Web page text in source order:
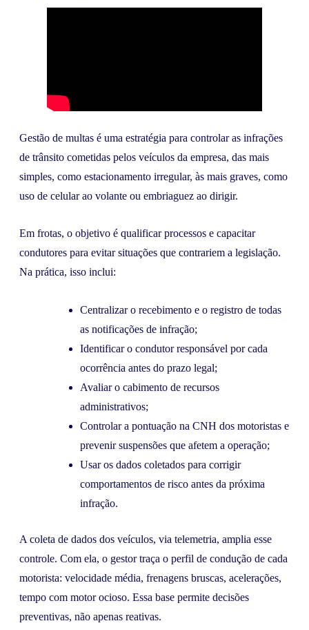
Gestão de multas é uma estratégia para controlar as infrações
de trânsito cometidas pelos veículos da empresa, das mais
simples, como estacionamento irregular, às mais graves, como
uso de celular ao volante ou embriaguez ao dirigir.
Em frotas, o objetivo é qualificar processos e capacitar
condutores para evitar situações que contrariem a legislação.
Na prática, isso inclui:
Centralizar o recebimento e o registro de todas
as notificações de infração;
Identificar o condutor responsável por cada
ocorrência antes do prazo legal;
Avaliar o cabimento de recursos
administrativos;
Controlar a pontuação na CNH dos motoristas e
prevenir suspensões que afetem a operação;
Usar os dados coletados para corrigir
comportamentos de risco antes da próxima
infração.
A coleta de dados dos veículos, via telemetria, amplia esse
controle. Com ela, o gestor traça o perfil de condução de cada
motorista: velocidade média, frenagens bruscas, acelerações,
tempo com motor ocioso. Essa base permite decisões
preventivas, não apenas reativas.